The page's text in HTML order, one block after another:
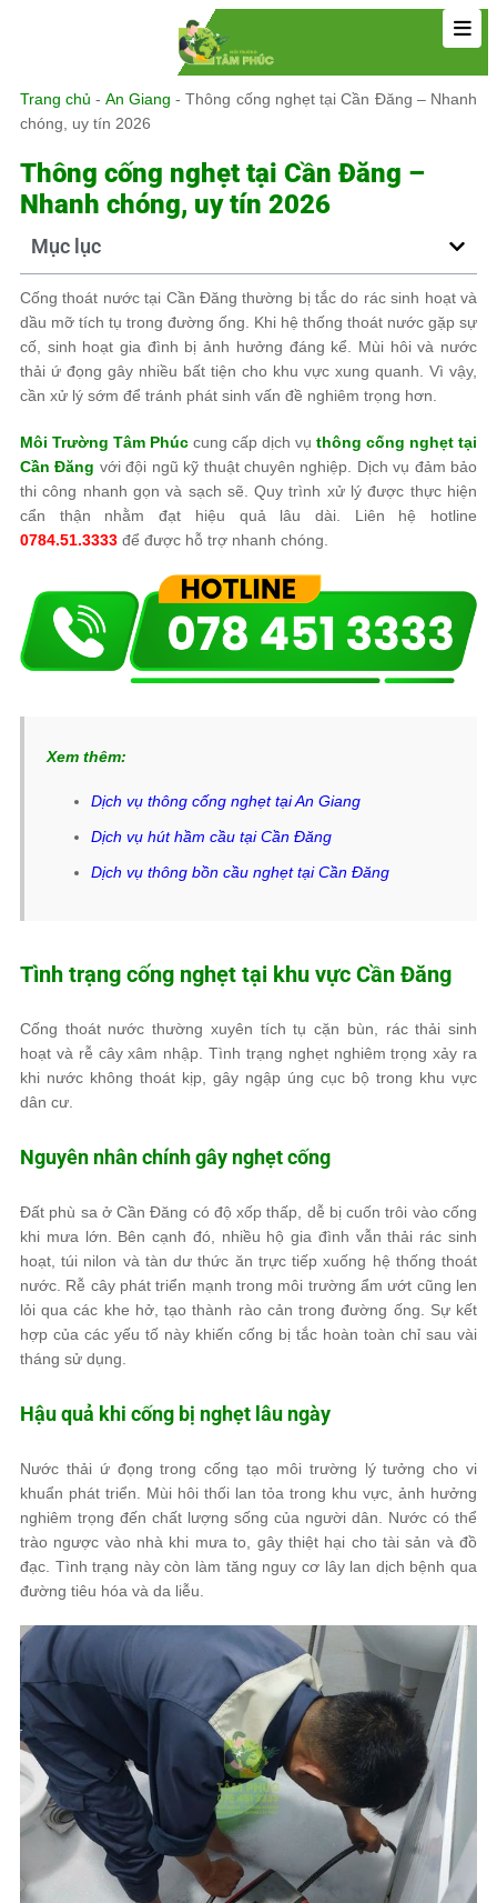
Trang chủ - An Giang -Thông cống nghẹt tại Cần Đăng – Nhanh
chóng, uy tín 2026
Thông cống nghẹt tại Cần Đăng –
Nhanh chóng, uy tín 2026
Mục lục
Cống thoát nước tại Cần Đăng thường bị tắc do rác sinh hoạt và
dầu mỡ tích tụ trong đường ống. Khi hệ thống thoát nước gặp sự
cố, sinh hoạt gia đình bị ảnh hưởng đáng kể. Mùi hôi và nước
thải ứ đọng gây nhiều bất tiện cho khu vực xung quanh. Vì vậy,
cần xử lý sớm để tránh phát sinh vấn đề nghiêm trọng hơn.
Môi Trường Tâm Phúc cung cấp dịch vụ thông cống nghẹt tại
Cần Đăng với đội ngũ kỹ thuật chuyên nghiệp. Dịch vụ đảm bảo
thi công nhanh gọn và sạch sẽ. Quy trình xử lý được thực hiện
cẩn thận nhằm đạt hiệu quả lâu dài. Liên hệ hotline
0784.51.3333 để được hỗ trợ nhanh chóng.
Xem thêm:
Dịch vụ thông cống nghẹt tại An Giang
Dịch vụ hút hầm cầu tại Cần Đăng
Dịch vụ thông bồn cầu nghẹt tại Cần Đăng
Tình trạng cống nghẹt tại khu vực Cần Đăng
Cống thoát nước thường xuyên tích tụ cặn bùn, rác thải sinh
hoạt và rễ cây xâm nhập. Tình trạng nghẹt nghiêm trọng xảy ra
khi nước không thoát kịp, gây ngập úng cục bộ trong khu vực
dân cư.
Nguyên nhân chính gây nghẹt cống
Đất phù sa ở Cần Đăng có độ xốp thấp, dễ bị cuốn trôi vào cống
khi mưa lớn. Bên cạnh đó, nhiều hộ gia đình vẫn thải rác sinh
hoạt, túi nilon và tàn dư thức ăn trực tiếp xuống hệ thống thoát
nước. Rễ cây phát triển mạnh trong môi trường ẩm ướt cũng len
lỏi qua các khe hở, tạo thành rào cản trong đường ống. Sự kết
hợp của các yếu tố này khiến cống bị tắc hoàn toàn chỉ sau vài
tháng sử dụng.
Hậu quả khi cống bị nghẹt lâu ngày
Nước thải ứ đọng trong cống tạo môi trường lý tưởng cho vi
khuẩn phát triển. Mùi hôi thối lan tỏa trong khu vực, ảnh hưởng
nghiêm trọng đến chất lượng sống của người dân. Nước có thể
trào ngược vào nhà khi mưa to, gây thiệt hại cho tài sản và đồ
đạc. Tình trạng này còn làm tăng nguy cơ lây lan dịch bệnh qua
đường tiêu hóa và da liễu.